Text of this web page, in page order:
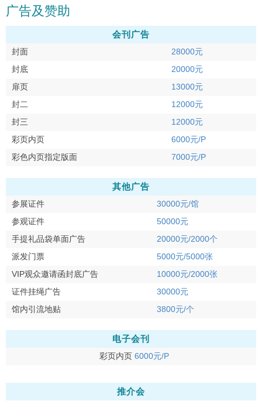
广告及赞助
会刊广告
封面
28000元
封底
20000元
扉页
13000元
封二
12000元
封三
12000元
彩页内页
6000元/P
彩色内页指定版面
7000元/P
其他广告
参展证件
30000元/馆
参观证件
50000元
手提礼品袋单面广告
20000元/2000个
派发门票
5000元/5000张
VIP观众邀请函封底广告
10000元/2000张
证件挂绳广告
30000元
馆内引流地贴
3800元/个
电子会刊
彩页内页 6000元/P
推介会